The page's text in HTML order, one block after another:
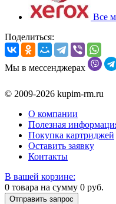
Все
Поделиться:
Мы в мессенджерах
© 2009-2026 kupim-rm.ru
О компании
Полезная
Покупка картриджей
Оставить заявку
Контакты
В вашей корзине:
0 товара на сумму 0 руб.
Отправить запрос